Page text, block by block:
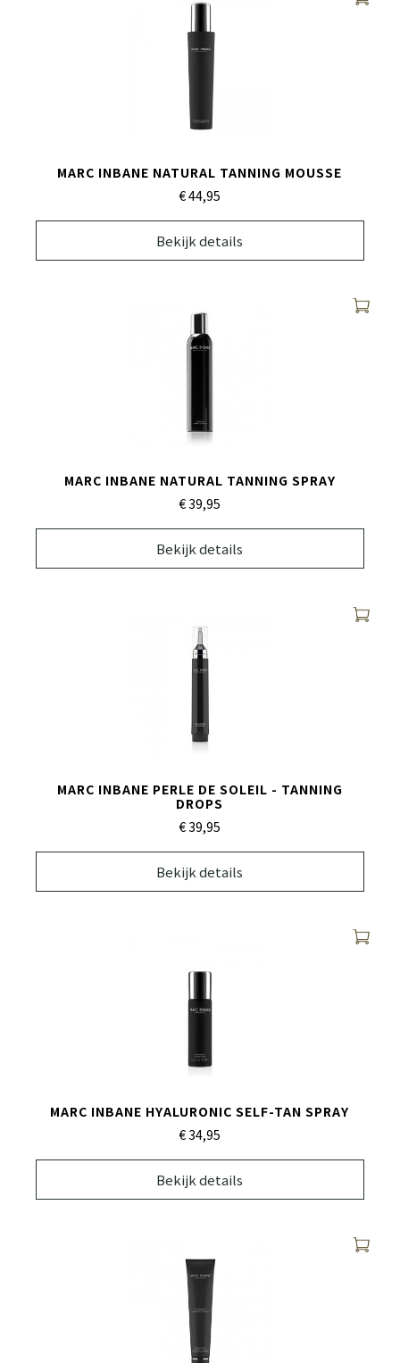
MARC INBANE NATURAL TANNING MOUSSE
€ 44,95
Bekijk details
MARC INBANE NATURAL TANNING SPRAY
€ 39,95
Bekijk details
MARC INBANE PERLE DE SOLEIL - TANNING
DROPS
€ 39,95
Bekijk details
MARC INBANE HYALURONIC SELF-TAN SPRAY
€ 34,95
Bekijk details